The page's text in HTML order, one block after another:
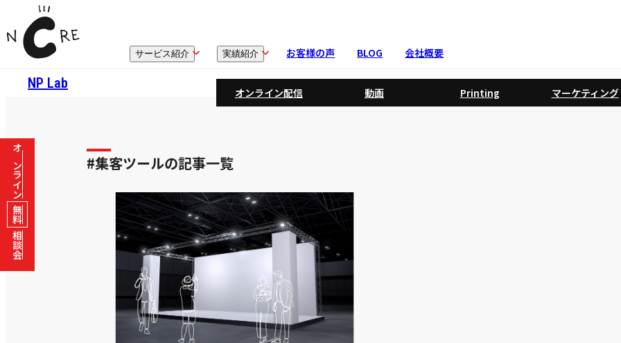
サービス紹介 実績紹介 お客様の声 BLOG 会社概要
NP Lab
オンライン配信 動画 Printing マーケティング
#集客ツールの記事一覧
オンライン
無料
相談会